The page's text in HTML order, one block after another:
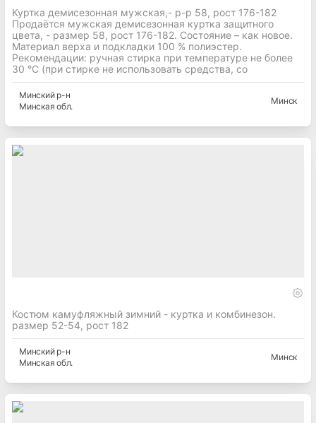
Куртка демисезонная мужская,- р-р 58, рост 176-182
Продаётся мужская демисезонная куртка защитного
цвета, - размер 58, рост 176-182. Состояние – как новое.
Материал верха и подкладки 100 % полиэстер.
Рекомендации: ручная стирка при температуре не более
30 °С (при стирке не использовать средства, со
Минскийр-н
Минская обл.
Минск
Костюм камуфляжный зимний - куртка и комбинезон.
размер 52-54, рост 182
Минскийр-н
Минская обл.
Минск